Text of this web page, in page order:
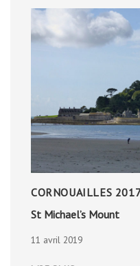
CORNOUAILLES
St Michael’s Mount
11 avril 2019